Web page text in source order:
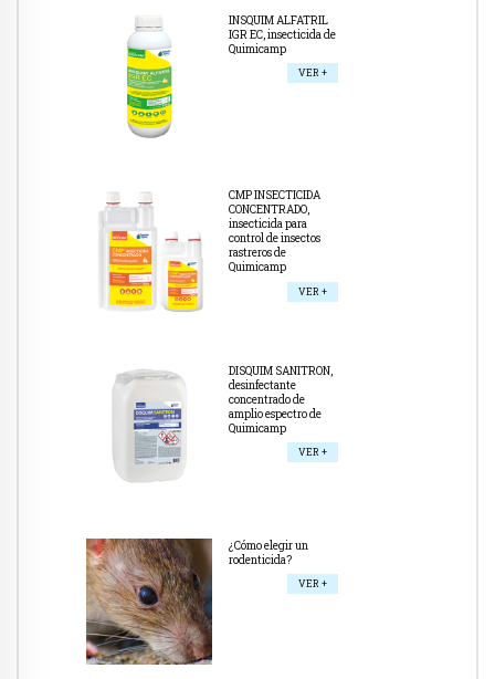
INSQUIM ALFATRIL
IGR EC, insecticida de
Quimicamp
VER +
CMP INSECTICIDA
CONCENTRADO,
insecticida para
control de insectos
rastreros de
Quimicamp
VER +
DISQUIM SANITRON,
desinfectante
concentrado de
amplio espectro de
Quimicamp
VER +
¿Cómo elegir un
rodenticida?
VER +